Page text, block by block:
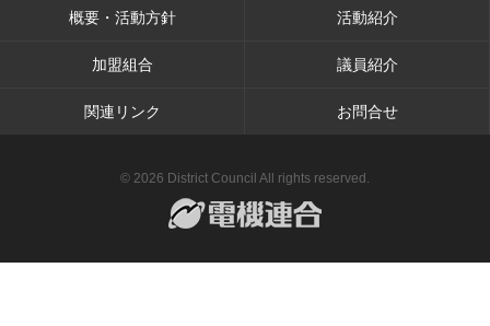
概要・活動方針 活動紹介
加盟組合 議員紹介
関連リンク お問合せ
© 2026 District Council All rights reserved.